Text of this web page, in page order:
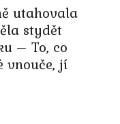
utahovala
stydět
– To, co
vnouče, jí